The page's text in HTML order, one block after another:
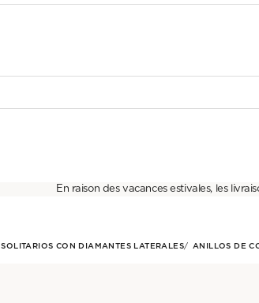
En raison des vacances estivales, les
SOLITARIOS CON DIAMANTES LATERALES ANILLOS DE